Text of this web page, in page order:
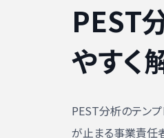
PEST
やすく
PEST分析のテン
が止まる事業責任